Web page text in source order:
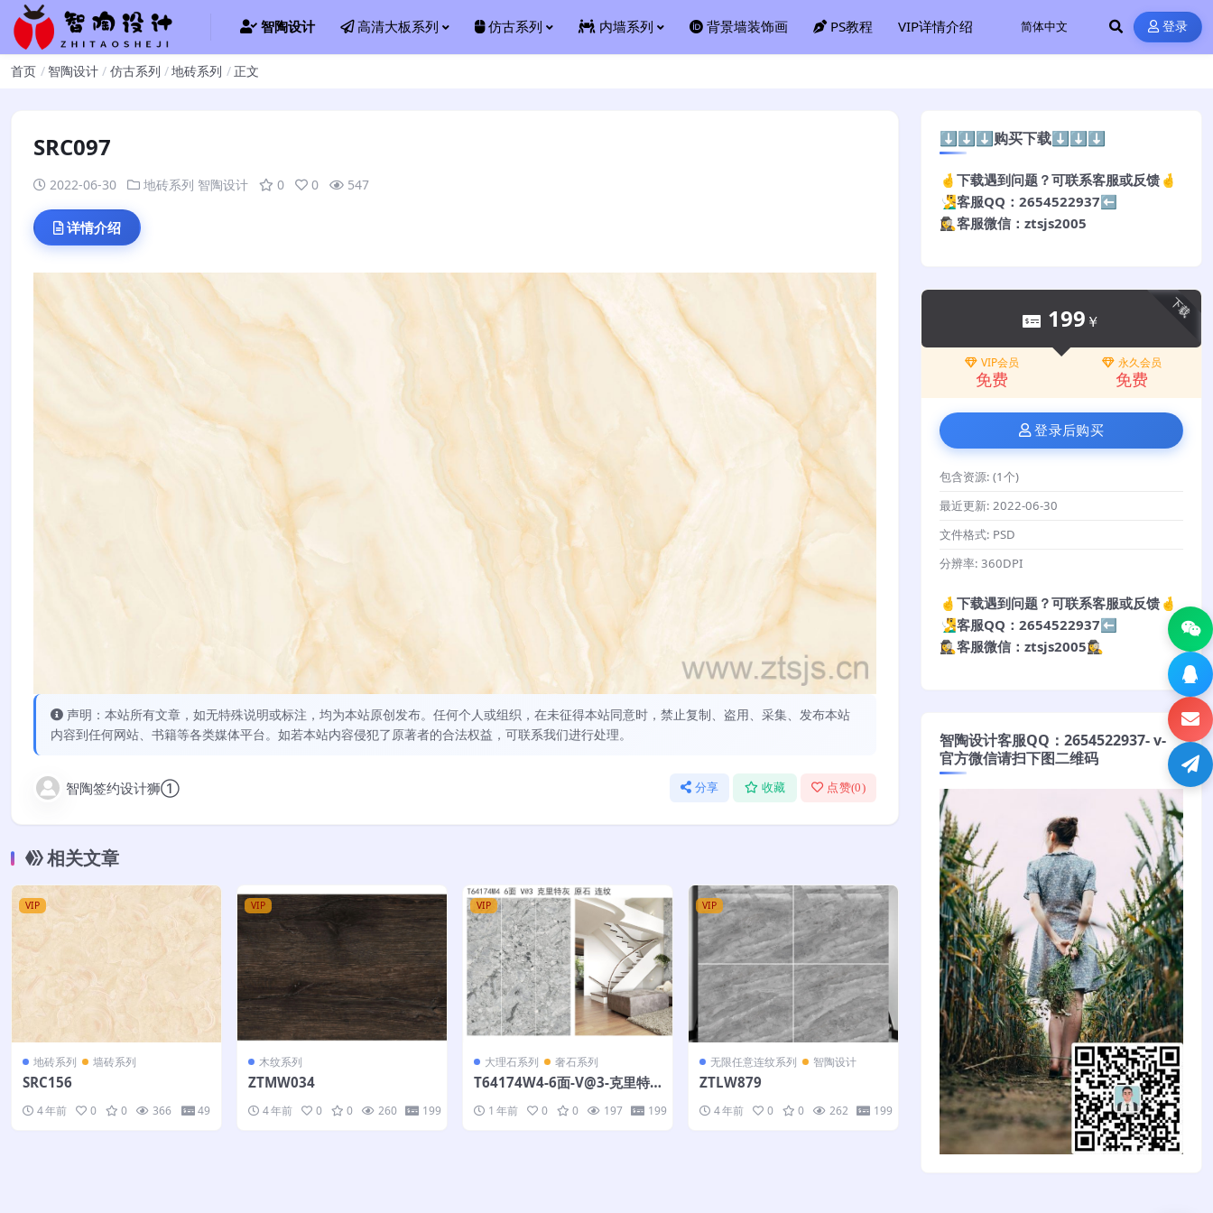
智陶设计 高清大板系列 仿古系列 内墙系列 背景墙装饰画 PS教程 VIP详情介绍 登录
首页 智陶设计 仿古系列 地砖系列 正文
SRC097
2022-06-30 地砖系列 智陶设计 0 0 547
详情介绍
声明：本站所有文章，如无特殊说明或标注，均为本站原创发布。任何个人或组织，在未征得本站同意时，禁止复制、盗用、采集、发布本站
内容到任何网站、书籍等各类媒体平台。如若本站内容侵犯了原著者的合法权益，可联系我们进行处理。
智陶签约设计狮① 分享 收藏 点赞(0)
相关文章
VIP
地砖系列 墙砖系列
SRC156
4 年前 0 0 366 49
VIP
木纹系列
ZTMW034
4 年前 0 0 260 199
VIP
大理石系列 奢石系列
T64174W4-6面-V@3-克里特
1 年前 0 0 197 199
VIP
无限任意连纹系列 智陶设计
ZTLW879
4 年前 0 0 262 199
⬇️⬇️⬇️购买下载⬇️⬇️⬇️
🤞下载遇到问题？可联系客服或反馈🤞
🧏‍♂️客服QQ：2654522937⬅️
🕵️‍♀️客服微信：ztsjs2005
下载
199 ￥
VIP会员
免费
永久会员
免费
登录后购买
包含资源: (1个)
最近更新: 2022-06-30
文件格式: PSD
分辨率: 360DPI
🤞下载遇到问题？可联系客服或反馈🤞
🧏‍♂️客服QQ：2654522937⬅️
🕵️‍♀️客服微信：ztsjs2005🕵️‍♀️
智陶设计客服QQ：2654522937- v-
官方微信请扫下图二维码